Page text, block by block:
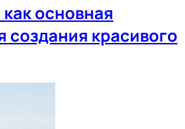
основная
красивого